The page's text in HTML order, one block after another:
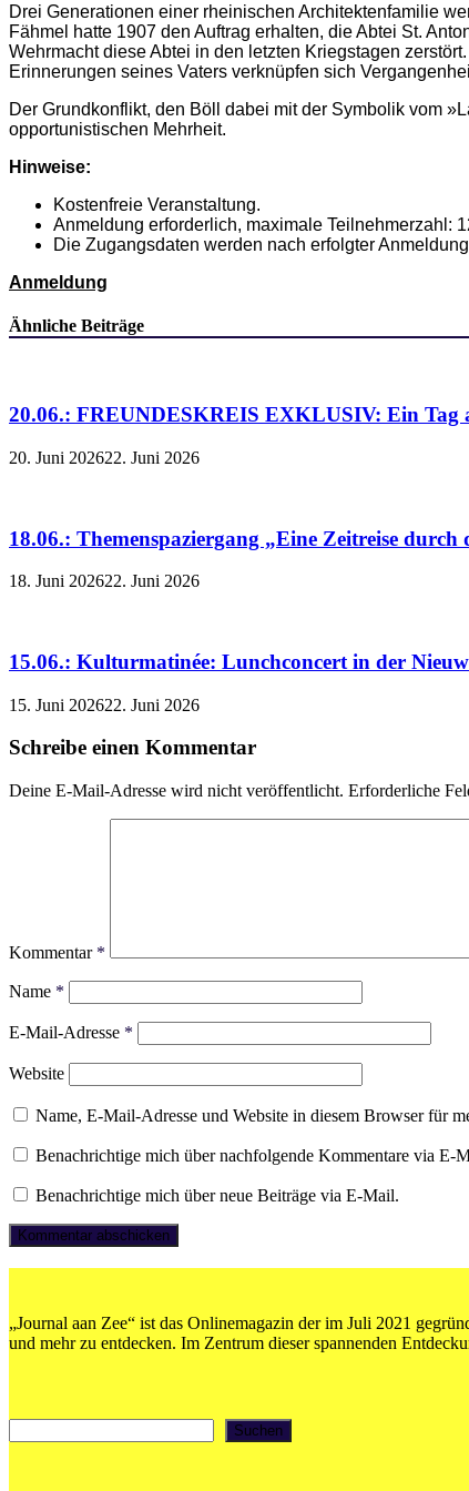
Drei Generationen einer rheinischen Architektenfamilie
Fähmel hatte 1907 den Auftrag erhalten, die Abtei St.
Wehrmacht diese Abtei in den letzten Kriegstagen
Erinnerungen seines Vaters verknüpfen sich
Der Grundkonflikt, den Böll dabei mit der Symbolik vom
opportunistischen Mehrheit.
Hinweise:
Kostenfreie Veranstaltung.
Anmeldung erforderlich, maximale Teilnehmerzahl:
Die Zugangsdaten werden nach erfolgter
Anmeldung
Ähnliche Beiträge
20.06.: FREUNDESKREIS EXKLUSIV: Ein Tag
20. Juni 202622. Juni 2026
18.06.: Themenspaziergang „Eine Zeitreise durch
18. Juni 202622. Juni 2026
15.06.: Kulturmatinée: Lunchconcert in der
15. Juni 202622. Juni 2026
Schreibe einen Kommentar
Deine E-Mail-Adresse wird nicht veröffentlicht. Erforderliche
Kommentar *
Name *
E-Mail-Adresse *
Website
Name, E-Mail-Adresse und Website in diesem Browser für
Benachrichtige mich über nachfolgende Kommentare via E-
Benachrichtige mich über neue Beiträge via E-Mail.
„Journal aan Zee“ ist das Onlinemagazin der im Juli 2021
und mehr zu entdecken. Im Zentrum dieser spannenden
Suchen